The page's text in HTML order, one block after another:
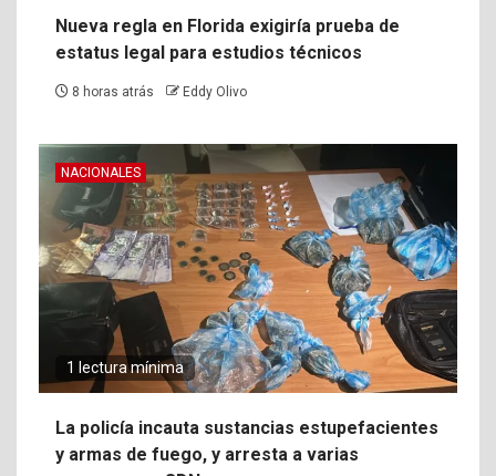
Nueva regla en Florida exigiría prueba de
estatus legal para estudios técnicos
8 horas atrás Eddy Olivo
NACIONALES
1 lectura mínima
La policía incauta sustancias estupefacientes
y armas de fuego, y arresta a varias